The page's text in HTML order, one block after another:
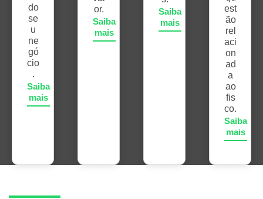
do
se
u
ne
gó
cio
.
Saiba
mais
or.
Saiba
mais
Saiba
mais
est
ão
rel
aci
on
ad
a
ao
fis
co.
Saiba
mais